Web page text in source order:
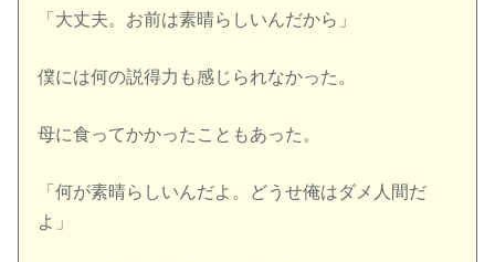
「大丈夫。お前は素晴らしいんだから」
僕には何の説得力も感じられなかった。
母に食ってかかったこともあった。
「何が素晴らしいんだよ。どうせ俺はダメ人間だ
よ」